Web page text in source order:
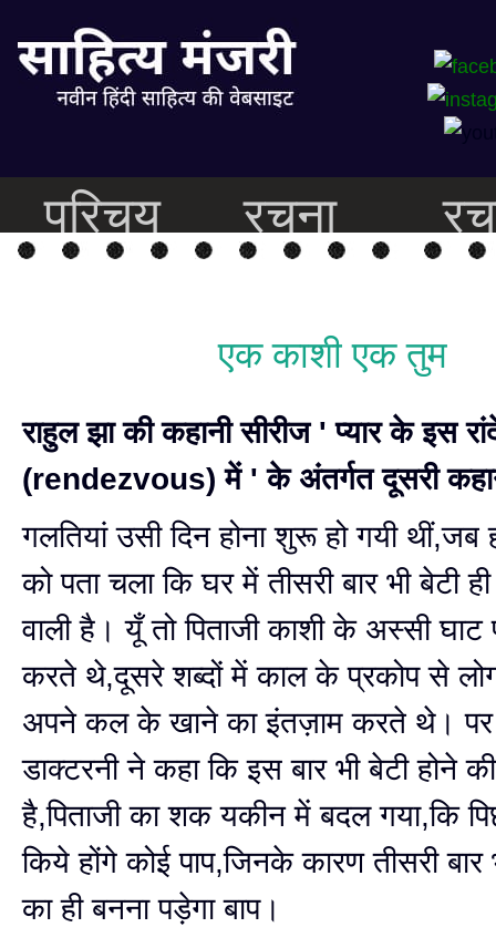
परिचय रचना
एक काशी एक तुम
राहुल झा की कहानी सीरीज ' प्यार के इस
(rendezvous) में ' के अंतर्गत दूसरी
गलतियां उसी दिन होना शुरू हो गयी थीं,जब
को पता चला कि घर में तीसरी बार भी बेटी
वाली है। यूँ तो पिताजी काशी के अस्सी घाट
करते थे,दूसरे शब्दों में काल के प्रकोप से
अपने कल के खाने का इंतज़ाम करते थे।
डाक्टरनी ने कहा कि इस बार भी बेटी होने की
है,पिताजी का शक यकीन में बदल गया,कि
किये होंगे कोई पाप,जिनके कारण तीसरी
का ही बनना पड़ेगा बाप।